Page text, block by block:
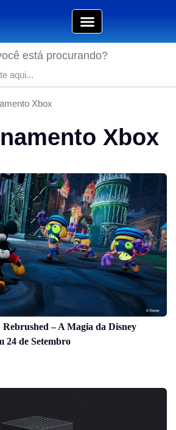
está procurando?
Xbox
Xbox
– A Magia da Disney
24 de Setembro